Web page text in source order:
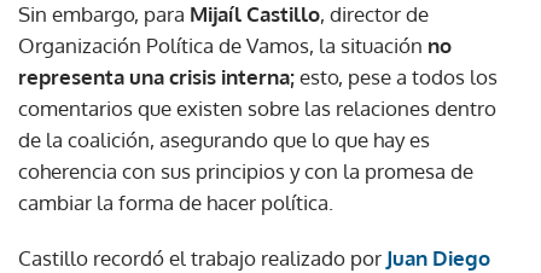
Sin embargo, para Mijaíl Castillo, director de
Organización Política de Vamos, la situación no
representa una crisis interna;esto, pese a todos los
comentarios que existen sobre las relaciones dentro
de la coalición, asegurando que lo que hay es
coherencia con sus principios y con la promesa de
cambiar la forma de hacer política.
Castillo recordó el trabajo realizado por Juan Diego